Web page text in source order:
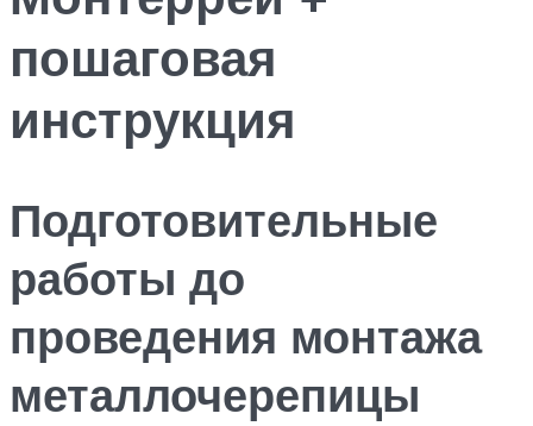
пошаговая
инструкция
Подготовительные
работы до
проведения монтажа
металлочерепицы